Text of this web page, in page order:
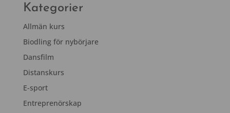
Kategorier
Allmän kurs
Biodling för nybörjare
Dansfilm
Distanskurs
E-sport
Entreprenörskap